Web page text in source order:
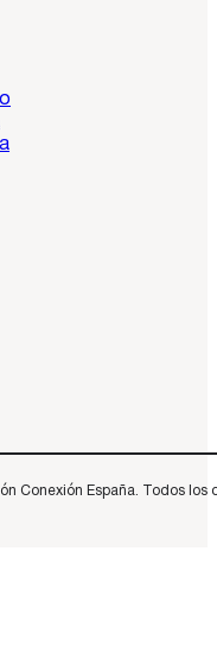
Conexión España. Todos los